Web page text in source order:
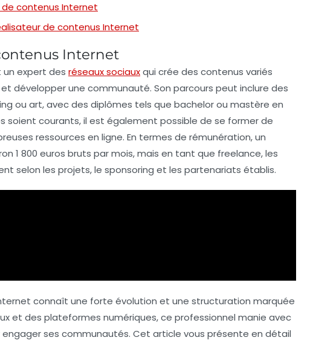
de contenus Internet
de contenus Internet
Internet
un expert des réseaux sociauxqui crée des contenus variés
développer une communauté. Son parcours peut inclure des
ou art, avec des diplômes tels que bachelorou mastère en
soient courants, il est également possible de se former de
ressources en ligne. En termes de rémunération, un
1 800 euros bruts par mois, mais en tant que freelance, les
selon les projets, le sponsoring et les partenariats établis.
connaît une forte évolution et une structuration marquée
et des plateformes numériques, ce professionnel manie avec
ses communautés. Cet article vous présente en détail